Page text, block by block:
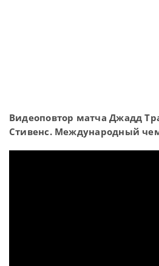
Видеоповтор матча Джадд
Стивенс. Международный